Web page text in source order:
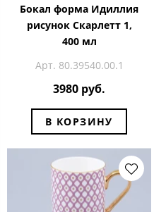
Бокал форма Идиллия
рисунок Скарлетт 1,
400 мл
Арт. 80.39540.00.1
3980 руб.
В КОРЗИНУ